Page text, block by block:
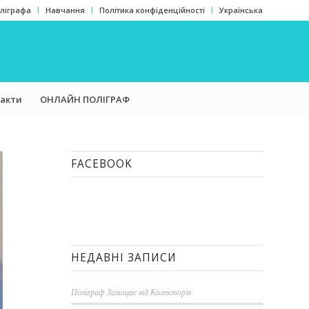
Навчання Політика конфіденційності Українська
ОНЛАЙН ПОЛІГРАФ
FACEBOOK
НЕДАВНІ ЗАПИСИ
Поліграф Захищає від Колекторів